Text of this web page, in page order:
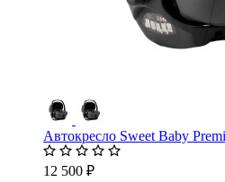
Автокресло Sweet Baby
12 500 ₽